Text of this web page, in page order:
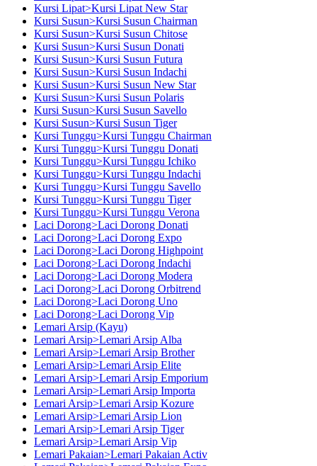
Kursi Lipat>Kursi Lipat New Star
Kursi Susun>Kursi Susun Chairman
Kursi Susun>Kursi Susun Chitose
Kursi Susun>Kursi Susun Donati
Kursi Susun>Kursi Susun Futura
Kursi Susun>Kursi Susun Indachi
Kursi Susun>Kursi Susun New Star
Kursi Susun>Kursi Susun Polaris
Kursi Susun>Kursi Susun Savello
Kursi Susun>Kursi Susun Tiger
Kursi Tunggu>Kursi Tunggu Chairman
Kursi Tunggu>Kursi Tunggu Donati
Kursi Tunggu>Kursi Tunggu Ichiko
Kursi Tunggu>Kursi Tunggu Indachi
Kursi Tunggu>Kursi Tunggu Savello
Kursi Tunggu>Kursi Tunggu Tiger
Kursi Tunggu>Kursi Tunggu Verona
Laci Dorong>Laci Dorong Donati
Laci Dorong>Laci Dorong Expo
Laci Dorong>Laci Dorong Highpoint
Laci Dorong>Laci Dorong Indachi
Laci Dorong>Laci Dorong Modera
Laci Dorong>Laci Dorong Orbitrend
Laci Dorong>Laci Dorong Uno
Laci Dorong>Laci Dorong Vip
Lemari Arsip (Kayu)
Lemari Arsip>Lemari Arsip Alba
Lemari Arsip>Lemari Arsip Brother
Lemari Arsip>Lemari Arsip Elite
Lemari Arsip>Lemari Arsip Emporium
Lemari Arsip>Lemari Arsip Importa
Lemari Arsip>Lemari Arsip Kozure
Lemari Arsip>Lemari Arsip Lion
Lemari Arsip>Lemari Arsip Tiger
Lemari Arsip>Lemari Arsip Vip
Lemari Pakaian>Lemari Pakaian Activ